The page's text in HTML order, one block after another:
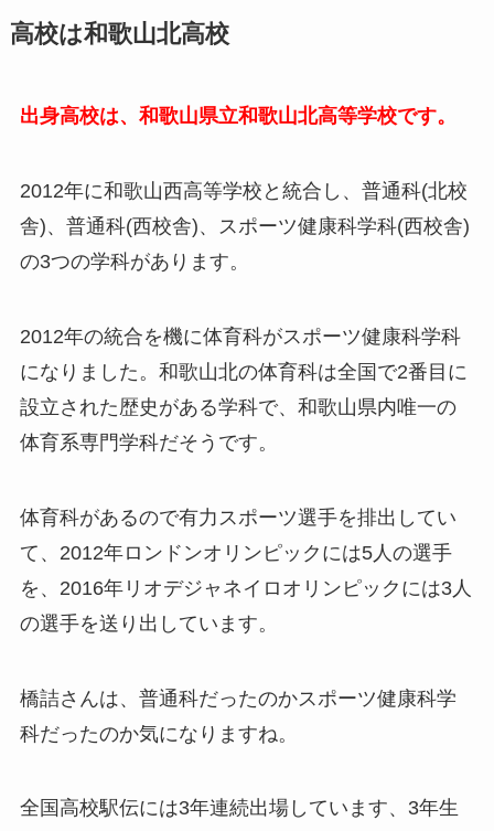
高校は和歌山北高校
出身高校は、和歌山県立和歌山北高等学校です。
2012年に和歌山西高等学校と統合し、普通科(北校
舎)、普通科(西校舎)、スポーツ健康科学科(西校舎)
の3つの学科があります。
2012年の統合を機に体育科がスポーツ健康科学科
になりました。和歌山北の体育科は全国で2番目に
設立された歴史がある学科で、和歌山県内唯一の
体育系専門学科だそうです。
体育科があるので有力スポーツ選手を排出してい
て、2012年ロンドンオリンピックには5人の選手
を、2016年リオデジャネイロオリンピックには3人
の選手を送り出しています。
橋詰さんは、普通科だったのかスポーツ健康科学
科だったのか気になりますね。
全国高校駅伝には3年連続出場しています、3年生